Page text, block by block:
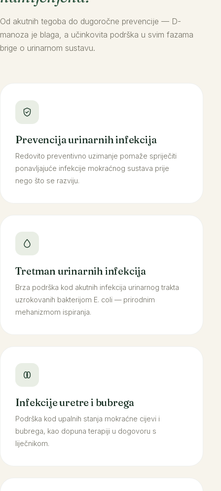
Od akutnih tegoba do dugoročne prevencije — D-
manoza je blaga, a učinkovita podrška u svim fazama
brige o urinarnom sustavu.
Prevencija urinarnih infekcija
Redovito preventivno uzimanje pomaže spriječiti
ponavljajuće infekcije mokraćnog sustava prije
nego što se razviju.
Tretman urinarnih infekcija
Brza podrška kod akutnih infekcija urinarnog trakta
uzrokovanih bakterijom E. coli — prirodnim
mehanizmom ispiranja.
Infekcije uretre i bubrega
Podrška kod upalnih stanja mokraćne cijevi i
bubrega, kao dopuna terapiji u dogovoru s
liječnikom.